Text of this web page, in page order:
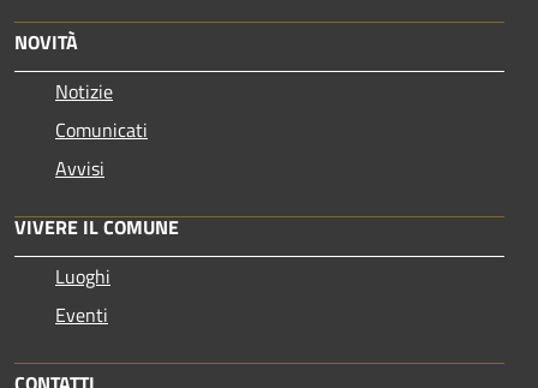
NOVITÀ
Notizie
Comunicati
Avvisi
VIVERE IL COMUNE
Luoghi
Eventi